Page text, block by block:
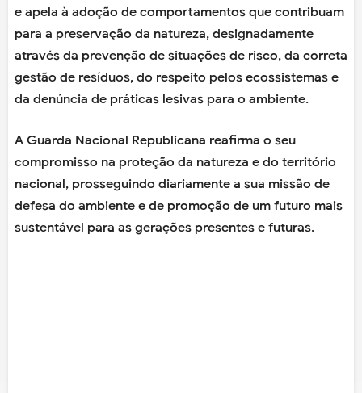
e apela à adoção de comportamentos que contribuam
para a preservação da natureza, designadamente
através da prevenção de situações de risco, da correta
gestão de resíduos, do respeito pelos ecossistemas e
da denúncia de práticas lesivas para o ambiente.
A Guarda Nacional Republicana reafirma o seu
compromisso na proteção da natureza e do território
nacional, prosseguindo diariamente a sua missão de
defesa do ambiente e de promoção de um futuro mais
sustentável para as gerações presentes e futuras.